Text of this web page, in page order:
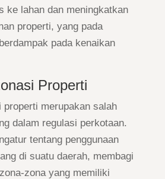
ke lahan dan meningkatkan
properti, yang pada
pada kenaikan
Properti
properti merupakan salah
dalam regulasi perkotaan.
tentang penggunaan
di suatu daerah, membagi
zona yang memiliki